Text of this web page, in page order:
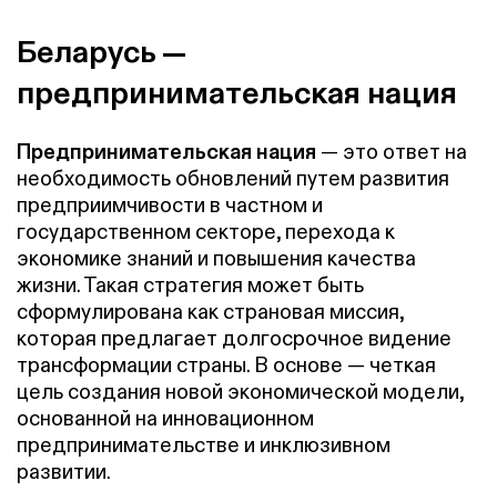
Беларусь —
предпринимательская нация
Предпринимательская нация — это ответ на
необходимость обновлений путем развития
предприимчивости в частном и
государственном секторе, перехода к
экономике знаний и повышения качества
жизни. Такая стратегия может быть
сформулирована как страновая миссия,
которая предлагает долгосрочное видение
трансформации страны. В основе — четкая
цель создания новой экономической модели,
основанной на инновационном
предпринимательстве и инклюзивном
развитии.